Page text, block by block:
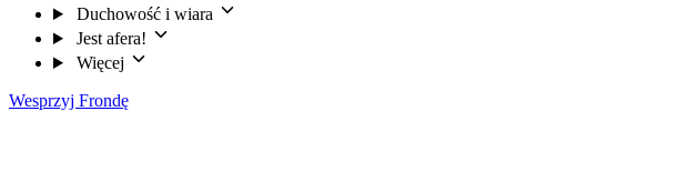
Duchowość i wiara
Jest afera!
Więcej
Wesprzyj Frondę